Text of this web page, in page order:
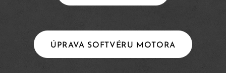
ÚPRAVA SOFTVÉRU MOTORA